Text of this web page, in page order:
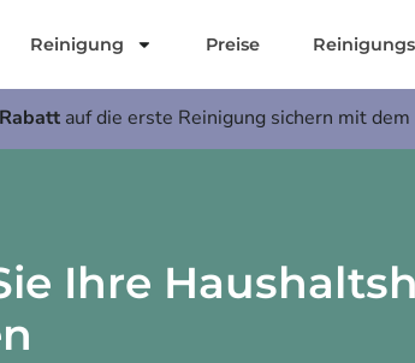
Reinigung Preise
auf die erste Reinigung sichern mit dem
Ihre